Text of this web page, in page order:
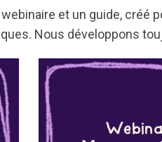
et un guide, créé
Nous développons